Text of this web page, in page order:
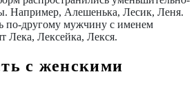
Например, Алешенька, Лесик, Леня.
по-другому мужчину с именем
Лека, Лексейка, Лекся.
с женскими